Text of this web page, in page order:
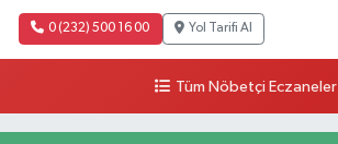
0 (232) 500 16 00 Yol Tarifi Al
Tüm Nöbetçi Eczaneler